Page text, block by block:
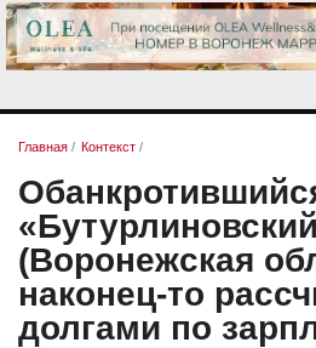
Главная / Контекст /
(Воронежская
наконец-то
долгами по